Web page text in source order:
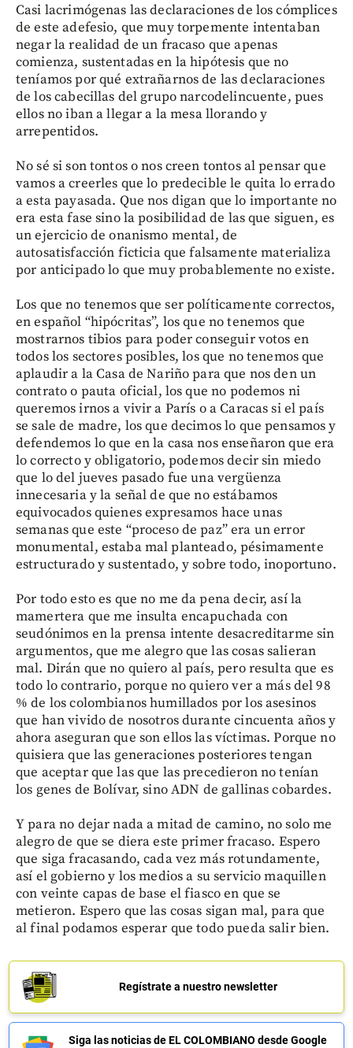
Casi lacrimógenas las declaraciones de los cómplices
de este adefesio, que muy torpemente intentaban
negar la realidad de un fracaso que apenas
comienza, sustentadas en la hipótesis que no
teníamos por qué extrañarnos de las declaraciones
de los cabecillas del grupo narcodelincuente, pues
ellos no iban a llegar a la mesa llorando y
arrepentidos.
No sé si son tontos o nos creen tontos al pensar que
vamos a creerles que lo predecible le quita lo errado
a esta payasada. Que nos digan que lo importante no
era esta fase sino la posibilidad de las que siguen, es
un ejercicio de onanismo mental, de
autosatisfacción ficticia que falsamente materializa
por anticipado lo que muy probablemente no existe.
Los que no tenemos que ser políticamente correctos,
en español “hipócritas”, los que no tenemos que
mostrarnos tibios para poder conseguir votos en
todos los sectores posibles, los que no tenemos que
aplaudir a la Casa de Nariño para que nos den un
contrato o pauta oficial, los que no podemos ni
queremos irnos a vivir a París o a Caracas si el país
se sale de madre, los que decimos lo que pensamos y
defendemos lo que en la casa nos enseñaron que era
lo correcto y obligatorio, podemos decir sin miedo
que lo del jueves pasado fue una vergüenza
innecesaria y la señal de que no estábamos
equivocados quienes expresamos hace unas
semanas que este “proceso de paz” era un error
monumental, estaba mal planteado, pésimamente
estructurado y sustentado, y sobre todo, inoportuno.
Por todo esto es que no me da pena decir, así la
mamertera que me insulta encapuchada con
seudónimos en la prensa intente desacreditarme sin
argumentos, que me alegro que las cosas salieran
mal. Dirán que no quiero al país, pero resulta que es
todo lo contrario, porque no quiero ver a más del 98
% de los colombianos humillados por los asesinos
que han vivido de nosotros durante cincuenta años y
ahora aseguran que son ellos las víctimas. Porque no
quisiera que las generaciones posteriores tengan
que aceptar que las que las precedieron no tenían
los genes de Bolívar, sino ADN de gallinas cobardes.
Y para no dejar nada a mitad de camino, no solo me
alegro de que se diera este primer fracaso. Espero
que siga fracasando, cada vez más rotundamente,
así el gobierno y los medios a su servicio maquillen
con veinte capas de base el fiasco en que se
metieron. Espero que las cosas sigan mal, para que
al final podamos esperar que todo pueda salir bien.
Regístrate a nuestro newsletter
Siga las noticias de EL COLOMBIANO desde Google